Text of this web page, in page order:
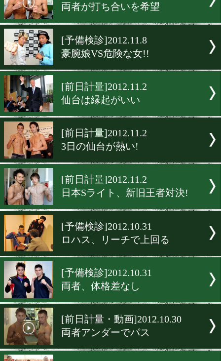
[調印式&計量]2012.11.11
KO決着必至の一戦!!
[前日計量]2012.11.10
クリチコVSワフ
[前日計量・動画]2012.11.8
両者が打ち合いを希望
[予備検診]2012.11.8
[前日計量]2012.11.2
仙台は縁起がいい
[前日計量]2012.11.2
3日の仙台が熱い!